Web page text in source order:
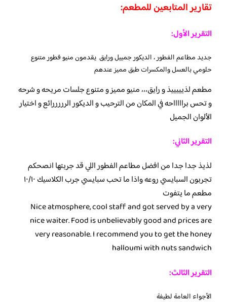
تقارير المتابعين للمطعم:
التقرير الأول:
جديد مطاعم الفطور ، الديكور جمييل ورايق يقدمون منيو فطور متنوع
حلومي بالعسل والمكسرات طبق مميز عندهم
مطعم لذيييييذ و رايق،،، منيو مميز و متنوع جلسات مريحه و شرحه
و تحس براااااحه في المكان من الترحيب و الديكور الرررررائع و اختيار
الألوان الجميل
التقرير الثاني:
لذيذ جدا جدا من افضل مطاعم الفطور اللي قد جربتها انصحكم
تجربون السبايسي روعه واذا ما تحب سبايسي جرب الكلاسيك ١٠/١٠
مطعم ما يتفوت
Nice atmosphere, cool staff and got served by a very
nice waiter. Food is unbelievably good and prices are
very reasonable. I recommend you to get the honey
halloumi with nuts sandwich
التقرير الثالث:
الأجواء العامة لطيفة